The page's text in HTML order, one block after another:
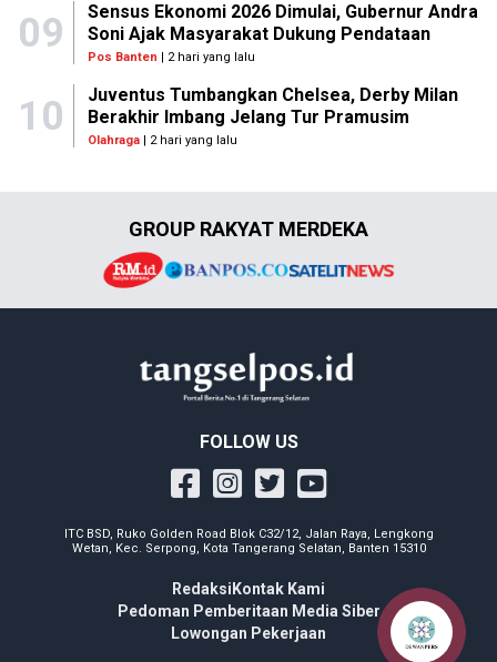
09
Sensus Ekonomi 2026 Dimulai, Gubernur Andra
Soni Ajak Masyarakat Dukung Pendataan
Pos Banten | 2 hari yang lalu
10
Juventus Tumbangkan Chelsea, Derby Milan
Berakhir Imbang Jelang Tur Pramusim
Olahraga| 2 hari yang lalu
GROUP RAKYAT MERDEKA
FOLLOW US
ITC BSD, Ruko Golden Road Blok C32/12, Jalan Raya, Lengkong
Wetan, Kec. Serpong, Kota Tangerang Selatan, Banten 15310
Redaksi Kontak Kami
Pedoman Pemberitaan Media Siber
Lowongan Pekerjaan